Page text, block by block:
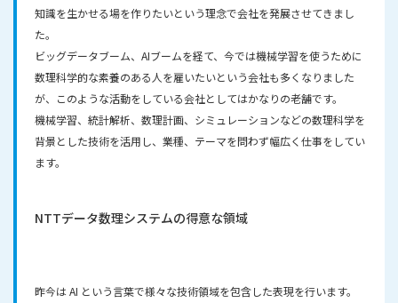
知識を生かせる場を作りたいという理念で会社を発展させてきまし
た。
ビッグデータブーム、AIブームを経て、今では機械学習を使うために
数理科学的な素養のある人を雇いたいという会社も多くなりました
が、このような活動をしている会社としてはかなりの老舗です。
機械学習、統計解析、数理計画、シミュレーションなどの数理科学を
背景とした技術を活用し、業種、テーマを問わず幅広く仕事をしてい
ます。
NTTデータ数理システムの得意な領域
昨今は AI という言葉で様々な技術領域を包含した表現を行います。